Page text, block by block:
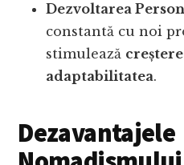
Dezvoltarea
constantă cu noi
stimulează
adaptabilitatea.
Dezavantajele